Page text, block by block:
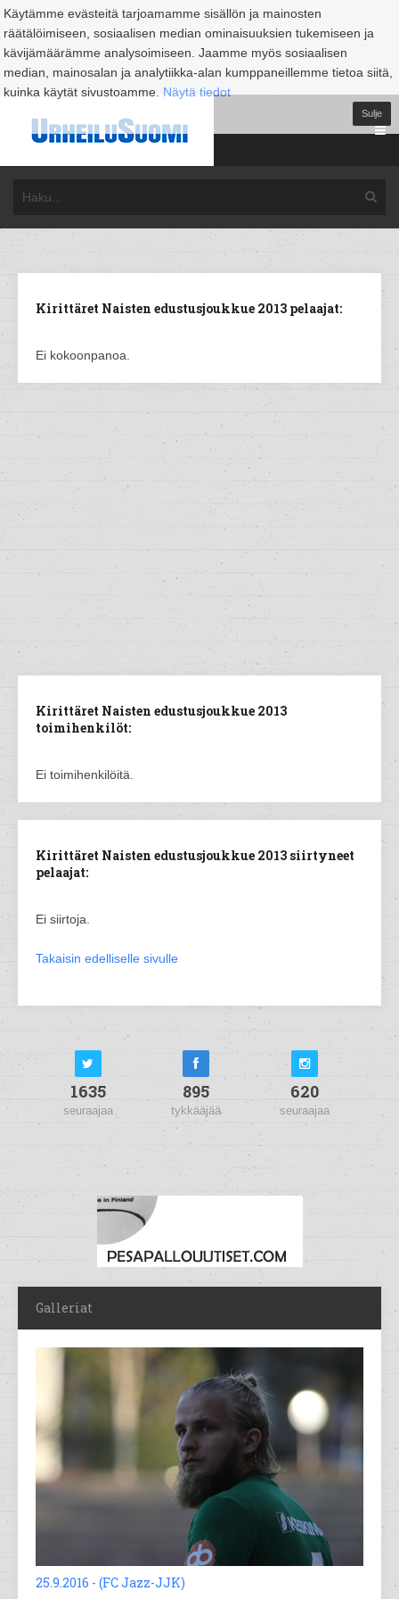
Käytämme evästeitä tarjoamamme sisällön ja mainosten
räätälöimiseen, sosiaalisen median ominaisuuksien tukemiseen ja
kävijämäärämme analysoimiseen. Jaamme myös sosiaalisen
median, mainosalan ja analytiikka-alan kumppaneillemme tietoa siitä,
kuinka käytät sivustoamme. Näytä tiedot
Sulje
Kirittäret Naisten edustusjoukkue 2013 pelaajat:
Ei kokoonpanoa.
Kirittäret Naisten edustusjoukkue 2013
toimihenkilöt:
Ei toimihenkilöitä.
Kirittäret Naisten edustusjoukkue 2013 siirtyneet
pelaajat:
Ei siirtoja.
Takaisin edelliselle sivulle
1635
seuraajaa
895
tykkääjää
620
seuraajaa
Galleriat
25.9.2016 - (FC Jazz-JJK)